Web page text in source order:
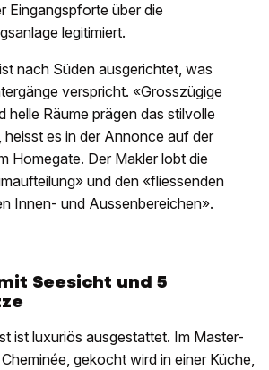
Eingangspforte über die
legitimiert.
nach Süden ausgerichtet, was
verspricht. «Grosszügige
helle Räume prägen das stilvolle
heisst es in der Annonce auf der
Homegate. Der Makler lobt die
und den «fliessenden
Innen- und Aussenbereichen».
Seesicht und 5
ist luxuriös ausgestattet. Im Master-
gekocht wird in einer Küche,